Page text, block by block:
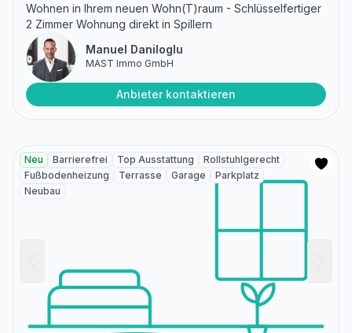
Wohnen in Ihrem neuen Wohn(T)raum - Schlüsselfertiger
2 Zimmer Wohnung direkt in Spillern
Manuel Daniloglu
MAST Immo GmbH
Anbieter kontaktieren
Neu Barrierefrei Top Ausstattung
Rollstuhlgerecht
Fußbodenheizung
Terrasse Garage
Parkplatz
Neubau